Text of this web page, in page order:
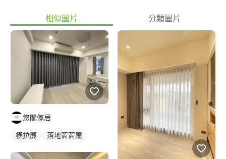
相似圖片 分類圖片
悠閣傢居
橫拉簾 落地窗窗簾